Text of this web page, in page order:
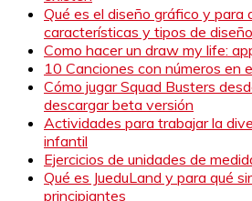
Qué es el diseño gráfico y para
características y tipos de diseño
Como hacer un draw my life:
10 Canciones con números en
Cómo jugar Squad Busters
descargar beta versión
Actividades para trabajar la
infantil
Ejercicios de unidades de
Qué es JueduLand y para qué
principiantes